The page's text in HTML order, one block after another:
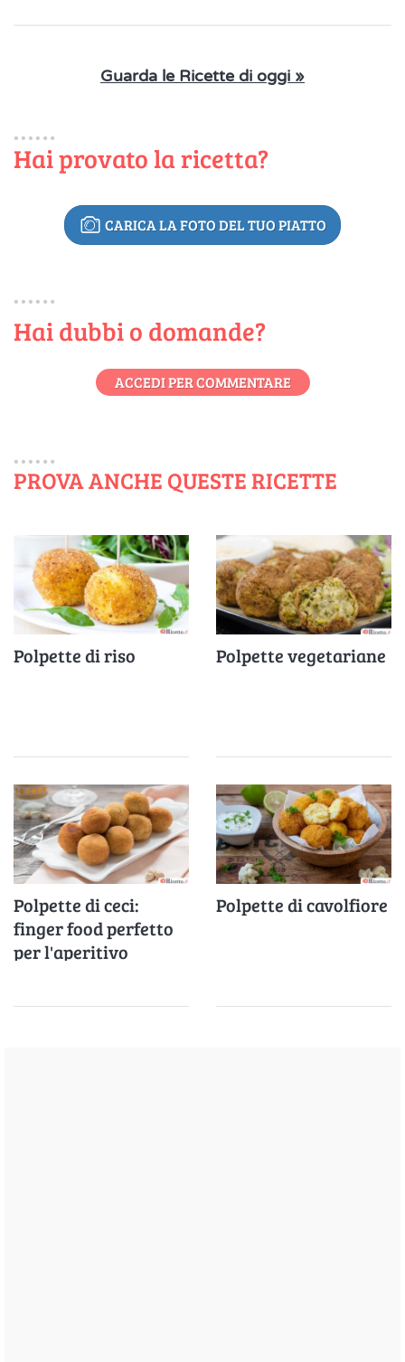
Guarda le Ricette di oggi »
Hai provato la ricetta?
CARICA LA FOTO DEL TUO PIATTO
Hai dubbi o domande?
ACCEDI PER COMMENTARE
PROVA ANCHE QUESTE RICETTE
Polpette di riso Polpette vegetariane
Polpette di ceci:
finger food perfetto
per l'aperitivo
Polpette di cavolfiore